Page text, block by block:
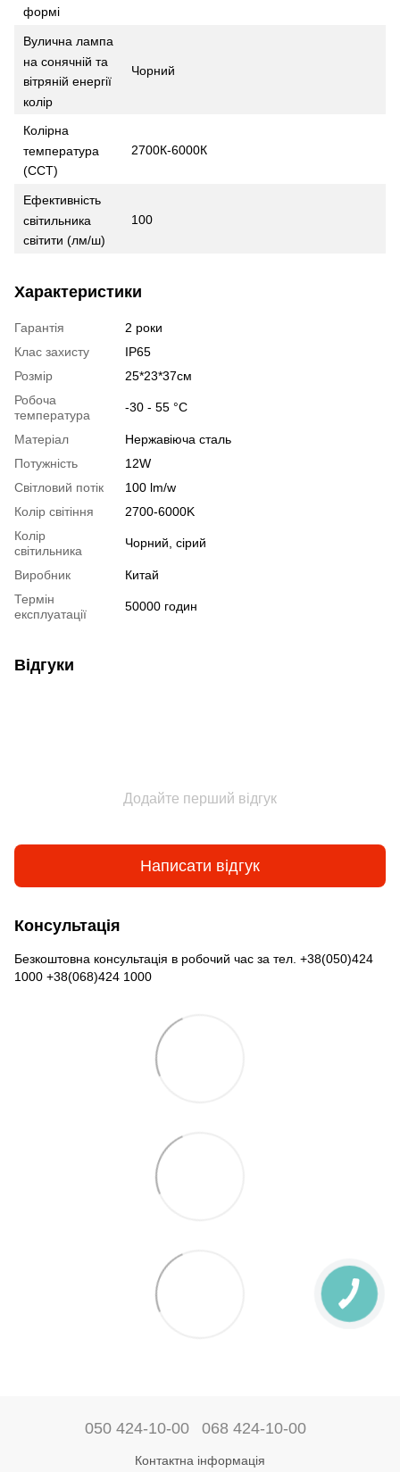
формі
Вулична лампа
на сонячній та
вітряній енергії
колір
Чорний
Колірна
температура
(CCT)
2700К-6000К
Ефективність
світильника
світити (лм/ш)
100
Характеристики
Гарантія
2 роки
Клас захисту
IP65
Розмір
25*23*37см
Робоча
температура
-30 - 55 °С
Матеріал
Нержавіюча сталь
Потужність
12W
Світловий потік
100 lm/w
Колір світіння
2700-6000K
Колір
світильника
Чорний, сірий
Виробник
Китай
Термін
експлуатації
50000 годин
Відгуки
Додайте перший відгук
Написати відгук
Консультація
Безкоштовна консультація в робочий час за тел. +38(050)424
1000 +38(068)424 1000
050 424-10-00 068 424-10-00
Контактна інформація